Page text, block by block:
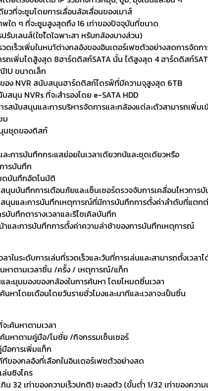
ที่จะซูมโดยการเลื่อนล้อเลื่อนของเมาส์
ด ๆ ที่จะซูมสูงสุดถึง 16 เท่าของปัจจุบันที่ขนาด
บเลนส์(ใชไ้ดเ้ฉพาะสา หรับกล้องบางส่วน)
ดเร็วเพิ่มในหนา้ต่างกลอ้งของอินเตอร์เฟซตัวอย่างสดการจัดก
ถเพิ่มไดสู้งสุด 8ฮาร์ดดิสก์SATA น้้น ได้สูงสุด 4 ฮาร์ดดิสก์
1U ขนาดเล็ก
ของ NVR สนับสนุนฮาร์ดดิสก์ไดรฟ์ที่มีความจุสูงสุด 6TB
นุน NVRs ที่จะสำรองโดย e-SATA HDD
สนับสนุนและการบริหารจัดการและกล้องแต่ละตัวสามารถเ
ม
นชุดของดิสก์
การบันทึกกระแสย่อยในเวลาเดียวกนัและชุดเดียวหรือ
ารบันทึก
ดบันทึกอัตโนมัติ
นบันทึกการเตือนภัยและเซ็นเซอร์ตรวจจับการเคลื่อนไหวการ
นุนและการบันทึกเหตุการณ์ที่มีการบันทึกการตั้งค่าลำดับที่แตก
นทึกตารางเวลาและรีไซเคิลบันทึก
าและการบันทึกการตั้งค่าความล่าช้าของการบันทึกเหตุการณ์
าในระดับการเล่นที่รวดเร็วและวันที่การเล่นและสามารถตั้งเวล
าตามเวลาชิ้น /คร้ัง / เหตุการณ์/แท็ก
ะมุมมองของกล้องในการค้นหา โดยโหมดชิ้นเวลา
หาโดยเดือนโดยวันรายชั่วโมงและนาทีและเวลาจะเป็นชิ้น
ค้นหาตามเวลา
หาตามคู่มือ/โมชั่ย /กิจกรรมเซ็นเซอร์
อการเพิ่มแท็ก
ของกลอ้งที่เลือกในอินเตอร์เฟซตัวอย่างสด
นซิงโคร
น 32 เท่าของความเร็วปกติ) ชะลอตัว (ขั้นต่ำ 1/32 เท่าของคว